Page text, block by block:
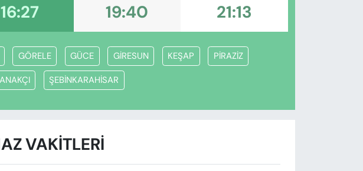
16:27 19:40 21:13
GÖRELE GÜCE GİRESUN KEŞAP PİRAZİZ
ŞEBİNKARAHİSAR
VAKITLERI